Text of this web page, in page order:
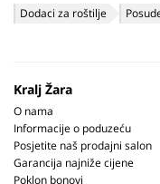
Dodaci za roštilje
Kralj Žara
O nama
Informacije o poduzeću
Posjetite naš prodajni salon
Garancija najniže cijene
Poklon bonovi